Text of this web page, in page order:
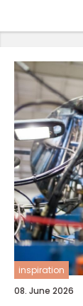
inspiration
08. June 2026